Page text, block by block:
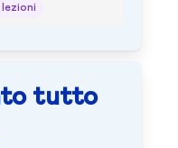
lezioni
tutto